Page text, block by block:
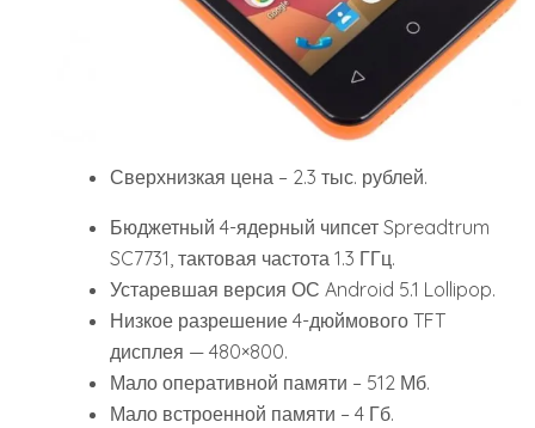
Сверхнизкая цена – 2.3 тыс. рублей.
Бюджетный 4-ядерный чипсет Spreadtrum
SC7731, тактовая частота 1.3 ГГц.
Устаревшая версия ОС Android 5.1 Lollipop.
Низкое разрешение 4-дюймового TFT
дисплея — 480×800.
Мало оперативной памяти – 512 Мб.
Мало встроенной памяти – 4 Гб.